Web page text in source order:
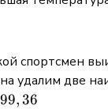
спортсмен
удалим две
, 36